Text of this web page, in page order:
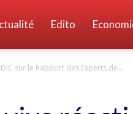
Edito
sur le Rapport des Experts de...